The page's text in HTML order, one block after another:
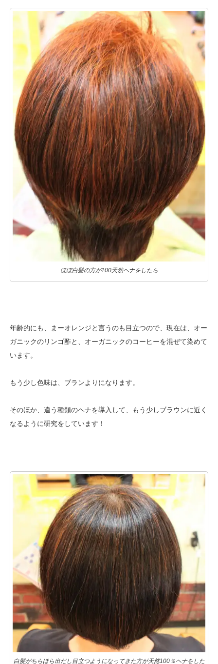
ほぼ白髪の方が100天然ヘナをしたら
年齢的にも、まーオレンジと言うのも目立つので、現在は、オー
ガニックのリンゴ酢と、オーガニックのコーヒーを混ぜて染めて
います。
もう少し色味は、ブランよりになります。
そのほか、違う種類のヘナを導入して、もう少しブラウンに近く
なるように研究をしています！
白髪がちらほら出だし目立つようになってきた方が天然100％ヘナをした